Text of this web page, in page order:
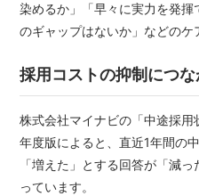
染めるか」「早々に実力を発
のギャップはないか」などのケ
採用コストの抑制につな
株式会社マイナビの「中途採
年度版によると、直近1年間の
「増えた」とする回答が「減
っています。